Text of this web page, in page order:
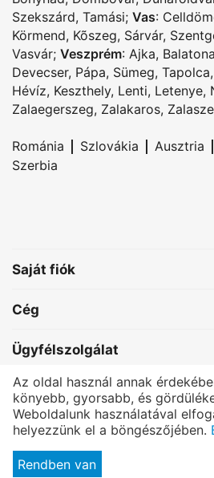
Szekszárd, Tamási; Vas:
Körmend, Kõszeg, Sárvár,
Vasvár; Veszprém: Ajka,
Devecser, Pápa, Sümeg, Tapolca,
Hévíz, Keszthely, Lenti, Letenye,
Zalaegerszeg, Zalakaros,
Románia | Szlovákia | Ausztria |
Szerbia
Saját fiók
Cég
Ügyfélszolgálat
Kapcsolat
PRETTONI®- All rights
© Copyright 2004-2025 Bexmon™
Az oldal használ annak
könyebb, gyorsabb, és
Weboldalunk használatával
helyezzünk el a böngészőjében.
Rendben van